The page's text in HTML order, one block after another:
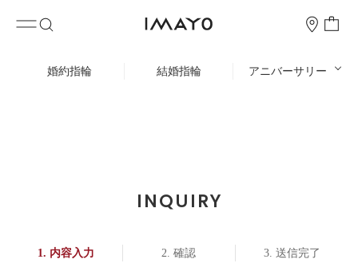
婚約指輪 結婚指輪 アニバーサリー
INQUIRY
内容入力 確認 送信完了